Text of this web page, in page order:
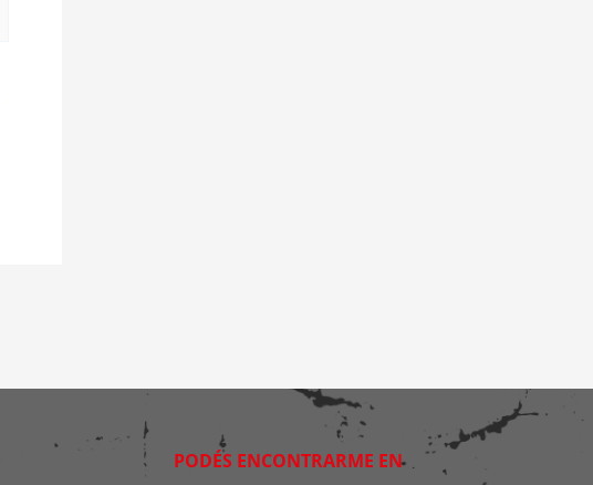
PODÉS ENCONTRARME EN